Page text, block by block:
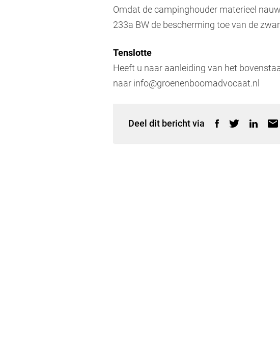
Omdat de campinghouder materieel
233a BW de bescherming toe van de
Tenslotte
Heeft u naar aanleiding van het
naar info@groenenboomadvocaat.nl
Deel dit bericht via